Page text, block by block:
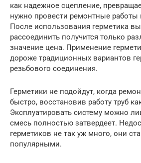
как надежное сцепление,
нужно провести ремонтные работы
После использования герметика
рассоединить получится только
значение цена. Применение
дороже традиционных вариантов
резьбового соединения.
Герметики не подойдут, когда
быстро, восстановив работу труб
Эксплуатировать систему можно
смесь полностью затвердеет.
герметиков не так уж много, они
популярными.